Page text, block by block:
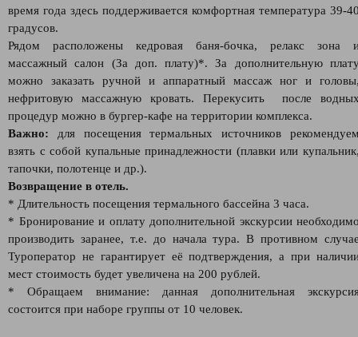
время года здесь поддерживается комфортная температура 39-
градусов.
Рядом расположены кедровая баня-бочка, релакс зона
массажный салон (За доп. плату)*. За дополнительную
можно заказать ручной и аппаратный массаж ног и
нефритовую массажную кровать. Перекусить после
процедур можно в бургер-кафе на территории комплекса.
Важно: для посещения термальных источников
взять с собой купальные принадлежности (плавки или
тапочки, полотенце и др.).
Возвращение в отель.
* Длительность посещения термального бассейна 3 часа.
* Бронирование и оплату дополнительной экскурсии
производить заранее, т.е. до начала тура. В противном
Туроператор не гарантирует её подтверждения, а при
мест стоимость будет увеличена на 200 рублей.
* Обращаем внимание: данная дополнительная
состоится при наборе группы от 10 человек.